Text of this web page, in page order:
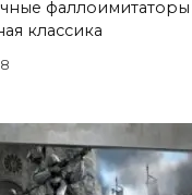
фаллоимитаторы
классика
8